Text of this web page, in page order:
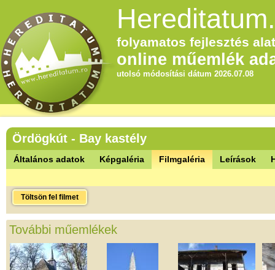
folyamatos fejlesztés
online műemlék
utolsó módosítási dátum 2026.07.08
Ördögkút - Bay kastély
Általános adatok Képgaléria Filmgaléria Leírások
Töltsön fel filmet
További műemlékek